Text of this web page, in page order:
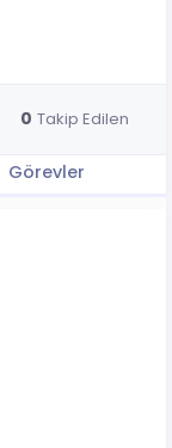
0 Takip Edilen
Görevler